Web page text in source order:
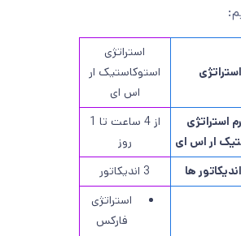
استراتژی
استوکاستیک ار
اس ای
استراتژی
ار اس ای
از 4 ساعت تا 1
روز
ها
3 اندیکاتور
استراتژی
فارکس